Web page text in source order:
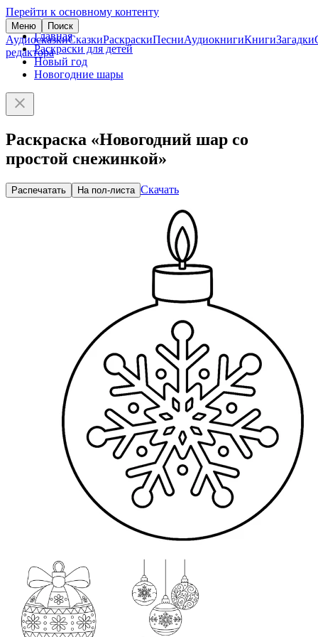
Перейти к основному контенту
Меню Поиск
АудиосказкиСказкиРаскраскиПесниАудиокнигиКнигиЗагадки
редактора
Главная
Раскраски для детей
Новый год
Новогодние шары
Раскраска «Новогодний шар со
простой снежинкой»
Распечатать На пол-листа Скачать